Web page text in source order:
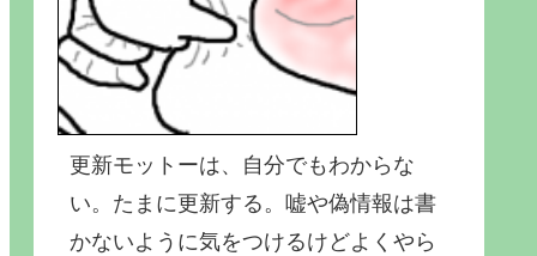
更新モットーは、自分でもわからな
い。たまに更新する。嘘や偽情報は書
かないように気をつけるけどよくやら